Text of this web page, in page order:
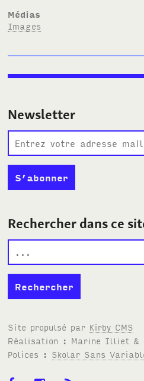
Médias
Images
Newsletter
Rechercher dans ce
Site propulsé par Kirby CMS
Réalisation : Marine Illiet &
Polices : Skolar Sans